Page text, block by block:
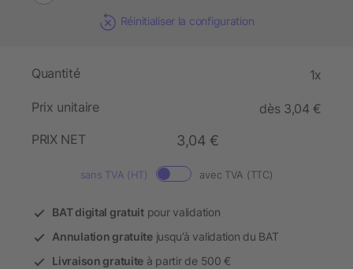
Réinitialiser la configuration
Quantité 1x
Prix unitaire
dès 3,04 €
PRIX NET
3,04 €
sans TVA (HT) avec TVA (TTC)
BAT digital gratuitpour validation
Annulation gratuitejusqu’à validation du BAT
Livraison gratuite à partir de 500 €